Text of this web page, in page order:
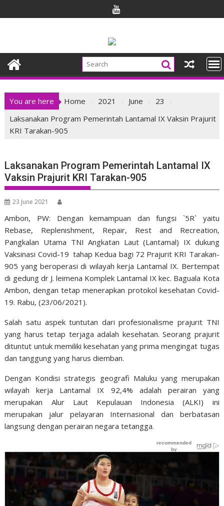
to
You are here Home 2021 June
23
Laksanakan Program Pemerintah Lantamal IX Vaksin Prajurit
KRI Tarakan-905
Laksanakan Program Pemerintah Lantamal IX
Vaksin Prajurit KRI Tarakan-905
23 June 2021
Ambon, PW: Dengan kemampuan dan fungsi `5R` yaitu
Rebase, Replenishment, Repair, Rest and Recreation,
Pangkalan Utama TNI Angkatan Laut (Lantamal) IX dukung
Vaksinasi Covid-19 tahap Kedua bagi 72 Prajurit KRI Tarakan-
905 yang beroperasi di wilayah kerja Lantamal IX. Bertempat
di gedung dr J. leimena Komplek Lantamal IX kec. Baguala Kota
Ambon, dengan tetap menerapkan protokol kesehatan Covid-
19. Rabu, (23/06/2021).
Salah satu aspek tuntutan dari profesionalisme prajurit TNI
yang harus tetap terjaga adalah kesehatan. Seorang prajurit
dituntut untuk memiliki kesehatan yang prima mengingat tugas
dan tanggung yang harus diemban.
Dengan Kondisi strategis geografi Maluku yang merupakan
wilayah kerja Lantamal IX 92,4% adalah perairan yang
merupakan Alur Laut Kepulauan Indonesia (ALKI) ini
merupakan jalur pelayaran Internasional dan berbatasan
langsung dengan perairan negara tetangga.